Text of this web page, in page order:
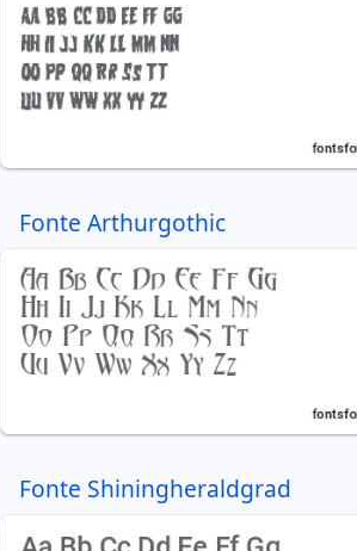
Fonte Arthurgothic
Fonte Shiningheraldgrad